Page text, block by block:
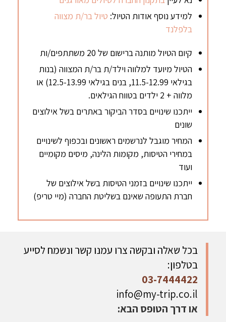
למידע נוסף אודות הטיול: טיול בר/ת מצווה
בלפלנד
קיום הטיול מותנה ברישום של 20 משתתפים/ות
הטיול מיועד למלווה וילד/ת בר/ת המצווה (בנות
בגילאי 11.5-12.99, בנים בגילאי 12.5-13.99) או
מלווה + 2 ילדים בטווח הגילאים.
ייתכנו שינויים בסדר הביקור באתרים בשל אילוצים
שונים
המחיר מוגבל לנרשמים ראשונים ובכפוף לשינויים
במחירי הטיסות, מקומות הלינה, מיסים מקומיים
ועוד
ייתכנו שינויים בזמני הטיסות בשל אילוצים של
חברת התעופה שאינם בשליטת החברה (מיי טריפ)
בכל שאלה ובקשה צרו עמנו קשר ונשמח לסייע
בטלפון:
03-7444422
info@my-trip.co.il
או דרך הטופס הבא: